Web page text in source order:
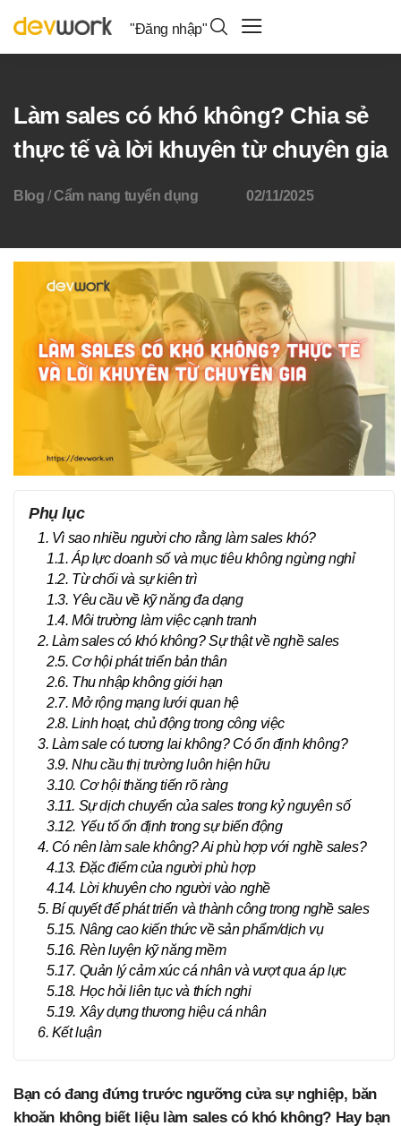
"Đăng nhập"
Làm sales có khó không? Chia sẻ
thực tế và lời khuyên từ chuyên gia
Blog / Cẩm nang tuyển dụng 02/11/2025
Phụ lục
1. Vì sao nhiều người cho rằng làm sales khó?
1.1. Áp lực doanh số và mục tiêu không ngừng nghỉ
1.2. Từ chối và sự kiên trì
1.3. Yêu cầu về kỹ năng đa dạng
1.4. Môi trường làm việc cạnh tranh
2. Làm sales có khó không? Sự thật về nghề sales
2.5. Cơ hội phát triển bản thân
2.6. Thu nhập không giới hạn
2.7. Mở rộng mạng lưới quan hệ
2.8. Linh hoạt, chủ động trong công việc
3. Làm sale có tương lai không? Có ổn định không?
3.9. Nhu cầu thị trường luôn hiện hữu
3.10. Cơ hội thăng tiến rõ ràng
3.11. Sự dịch chuyển của sales trong kỷ nguyên số
3.12. Yếu tố ổn định trong sự biến động
4. Có nên làm sale không? Ai phù hợp với nghề sales?
4.13. Đặc điểm của người phù hợp
4.14. Lời khuyên cho người vào nghề
5. Bí quyết để phát triển và thành công trong nghề sales
5.15. Nâng cao kiến thức về sản phẩm/dịch vụ
5.16. Rèn luyện kỹ năng mềm
5.17. Quản lý cảm xúc cá nhân và vượt qua áp lực
5.18. Học hỏi liên tục và thích nghi
5.19. Xây dựng thương hiệu cá nhân
6. Kết luận
Bạn có đang đứng trước ngưỡng cửa sự nghiệp, băn
khoăn không biết liệu làm sales có khó không? Hay bạn